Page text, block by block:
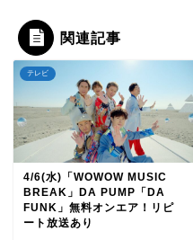
関連記事
テレビ
4/6(水)「WOWOW MUSIC
BREAK」DA PUMP「DA
FUNK」無料オンエア！リピ
ート放送あり